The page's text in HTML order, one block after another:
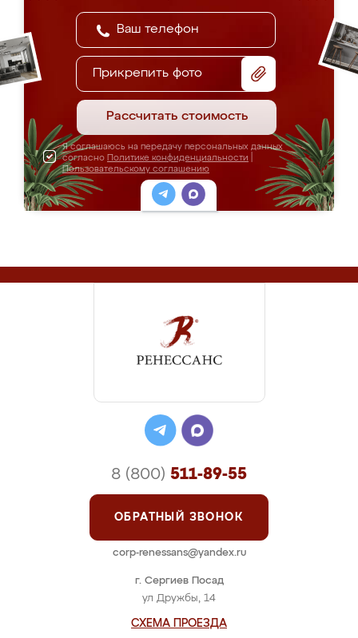
Прикрепить фото
Рассчитать стоимость
Я соглашаюсь на передачу персональных данных
согласно Политике конфиденциальности
Пользовательскому соглашению
г. Сергиев Посад
ул Дружбы, 14
СХЕМА ПРОЕЗДА
8 (800) 511-89-55
ОБРАТНЫЙ ЗВОНОК
corp-renessans@yandex.ru